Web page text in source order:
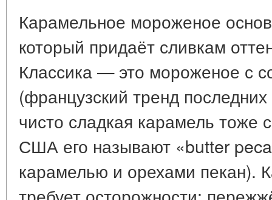
Карамельное мороженое
который придаёт сливкам
Классика — это мороженое с
(французский тренд
чисто сладкая карамель тоже
США его называют «butter
карамелью и орехами пекан).